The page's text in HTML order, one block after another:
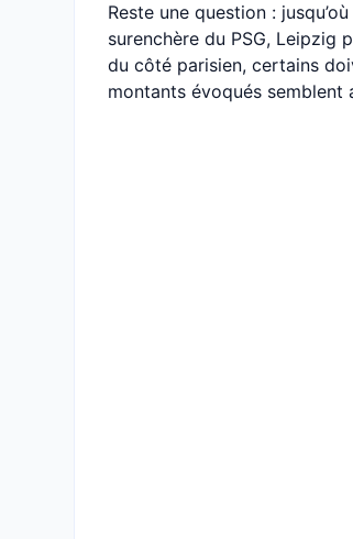
Reste une question :
surenchère du PSG, Leipzig
du côté parisien, certains
montants évoqués semblent